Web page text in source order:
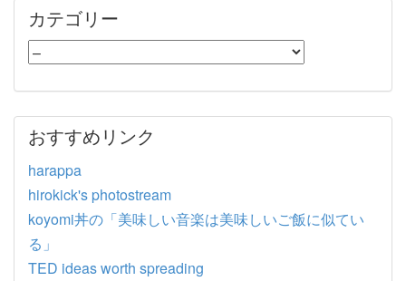
カテゴリー
おすすめリンク
harappa
hirokick's photostream
koyomi丼の「美味しい音楽は美味しいご飯に似てい
る」
TED ideas worth spreading